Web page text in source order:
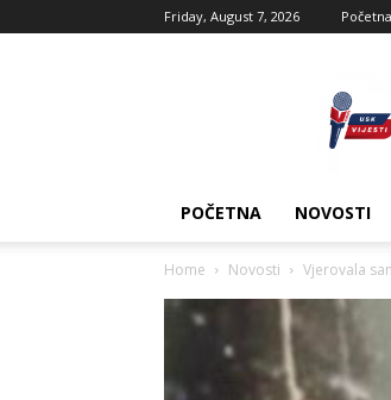
Friday, August 7, 2026 Početna
POČETNA NOVOSTI
Home Novosti Vjerovala